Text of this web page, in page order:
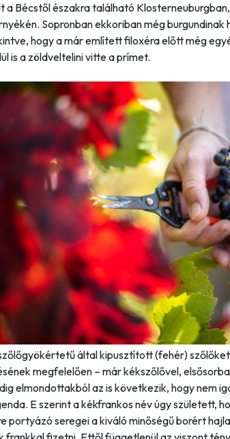
a Bécstől északra található
Sopronban ekkoriban még
hogy a már említett filoxéra előtt még
is a zöldveltelini vitte a prímet.
által kipusztított (fehér)
megfelelően – már kékszőlővel,
elmondottakból az is következik, hogy nem
E szerint a kékfrankos név úgy született,
portyázó seregei a kiváló minőségű borért